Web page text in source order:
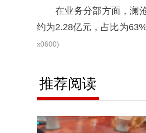
在业务分部方面，澜
约为2.28亿元，占比为
x0600)
推荐阅读